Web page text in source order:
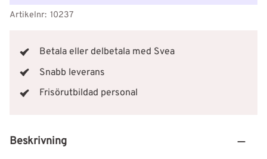
Artikelnr 10237
Beskrivning
Betala eller delbetala med Svea
Snabb leverans
Frisörutbildad personal